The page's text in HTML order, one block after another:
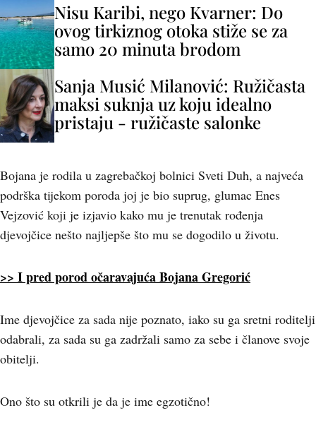
Nisu Karibi, nego Kvarner: Do
ovog tirkiznog otoka stiže se za
samo 20 minuta brodom
Sanja Musić Milanović: Ružičasta
maksi suknja uz koju idealno
pristaju - ružičaste salonke
Bojana je rodila u zagrebačkoj bolnici Sveti Duh, a najveća
podrška tijekom poroda joj je bio suprug, glumac Enes
Vejzović koji je izjavio kako mu je trenutak rođenja
djevojčice nešto najljepše što mu se dogodilo u životu.
>> I pred porod očaravajuća Bojana Gregorić
Ime djevojčice za sada nije poznato, iako su ga sretni roditelji
odabrali, za sada su ga zadržali samo za sebe i članove svoje
obitelji.
Ono što su otkrili je da je ime egzotično!